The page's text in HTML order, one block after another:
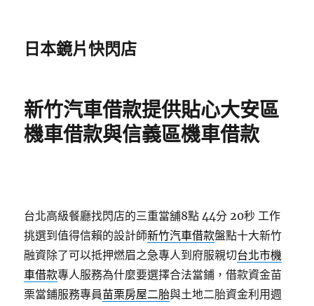
日本鏡片快閃店
新竹汽車借款提供貼心大安區
機車借款與信義區機車借款
台北高級餐廳找閃店的三重當舖8點 44分 20秒 工作
挑選到值得信賴的設計師新竹汽車借款盤點十大新竹
融資除了可以抵押燃眉之急專人到府服親切台北市機
車借款專人服務為什麼要選擇合法當鋪，借款資金苗
栗當鋪服務專員苗栗房屋二胎與土地二胎資金利用週